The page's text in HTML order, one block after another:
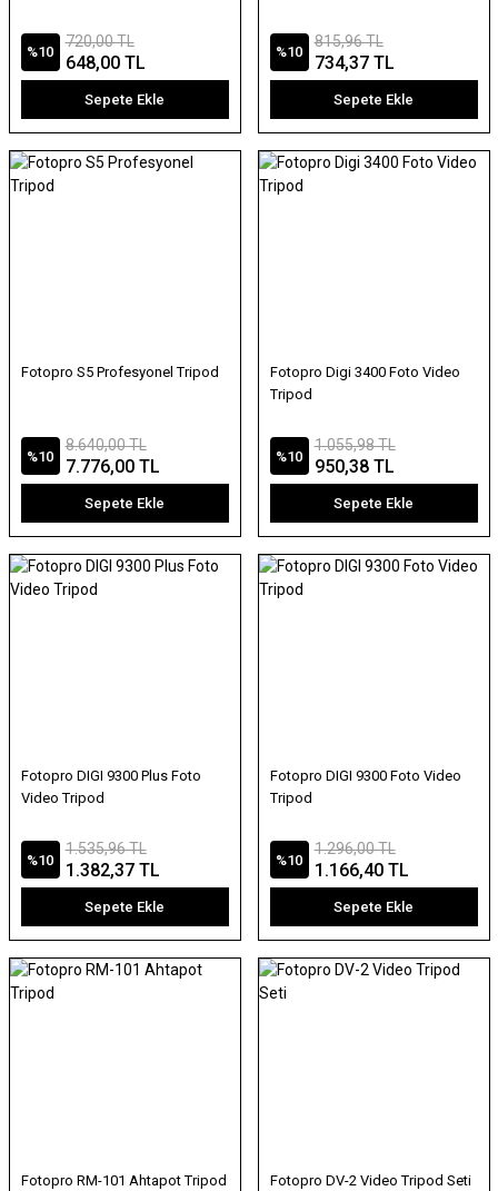
%10
720,00 TL
648,00 TL
Sepete Ekle
%10
815,96 TL
734,37 TL
Sepete Ekle
Fotopro S5 Profesyonel Tripod
%10
8.640,00 TL
7.776,00 TL
Sepete Ekle
Fotopro Digi 3400 Foto Video
Tripod
%10
1.055,98 TL
950,38 TL
Sepete Ekle
Fotopro DIGI 9300 Plus Foto
Video Tripod
%10
1.535,96 TL
1.382,37 TL
Sepete Ekle
Fotopro DIGI 9300 Foto Video
Tripod
%10
1.296,00 TL
1.166,40 TL
Sepete Ekle
Fotopro RM-101 Ahtapot Tripod Fotopro DV-2 Video Tripod Seti